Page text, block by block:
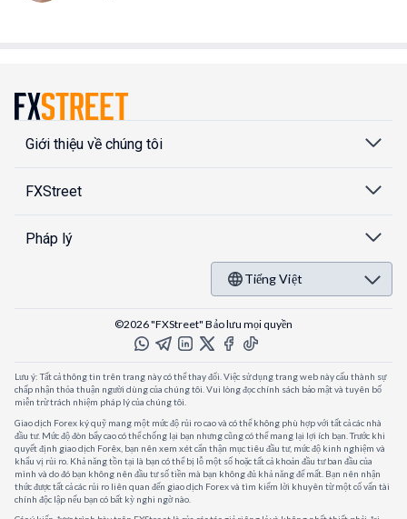
Giới thiệu về chúng tôi
FXStreet
Pháp lý
Tiếng Việt
©2026 "FXStreet" Bảo lưu mọi quyền
Lưu ý: Tất cả thông tin trên trang này có thể thay đổi. Việc sử dụng trang web này cấu thành sự
chấp nhận thỏa thuận người dùng của chúng tôi. Vui lòng đọc chính sách bảo mật và tuyên bố
miễn trừ trách nhiệm pháp lý của chúng tôi.
Giao dịch Forex ký quỹ mang một mức độ rủi ro cao và có thể không phù hợp với tất cả các nhà
đầu tư. Mức độ đòn bẩy cao có thể chống lại bạn nhưng cũng có thể mang lại lợi ích bạn. Trước khi
quyết định giao dịch Forêx, bạn nên xem xét cẩn thận mục tiêu đầu tư, mức độ kinh nghiệm và
khẩu vị rủi ro. Khả năng tồn tại là bạn có thể bị lỗ một số hoặc tất cả khoản đầu tư ban đầu của
mình và do đó bạn không nên đầu tư số tiền mà bạn không đủ khả năng để mất. Bạn nên nhận
thức được tất cả các rủi ro liên quan đến giao dịch Forex và tìm kiếm lời khuyên từ một cố vấn tài
chính độc lập nếu bạn có bất kỳ nghi ngờ nào.